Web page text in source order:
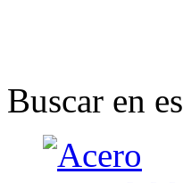
Buscar en